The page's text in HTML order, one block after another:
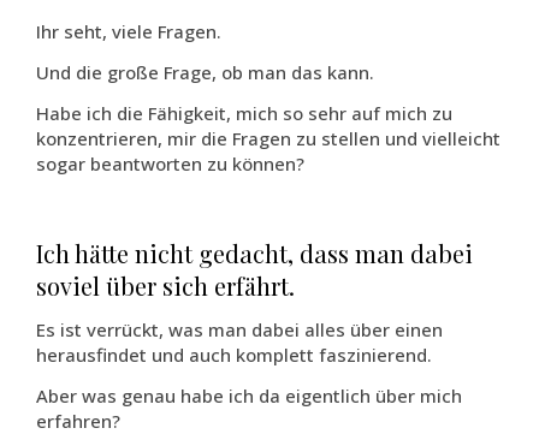
Ihr seht, viele Fragen.
Und die große Frage, ob man das kann.
Habe ich die Fähigkeit, mich so sehr auf mich zu
konzentrieren, mir die Fragen zu stellen und vielleicht
sogar beantworten zu können?
Ich hätte nicht gedacht, dass man dabei
soviel über sich erfährt.
Es ist verrückt, was man dabei alles über einen
herausfindet und auch komplett faszinierend.
Aber was genau habe ich da eigentlich über mich
erfahren?